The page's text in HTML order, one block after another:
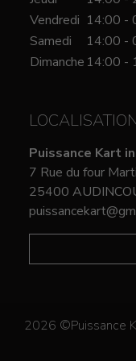
Vendredi 14:00 -
Samedi
14:00 -
Dimanche 14:00 -
Puissance Kart
7 Rue du four
25400
2026 ©Puissance